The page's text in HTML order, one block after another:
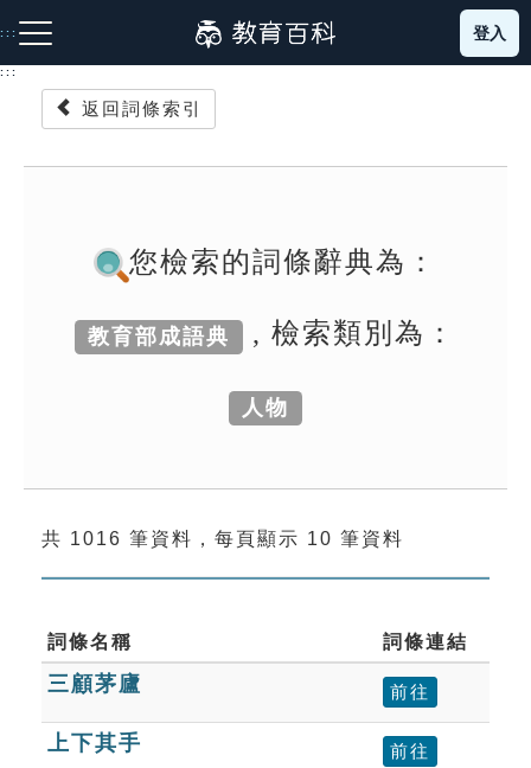
到
主
:::
成語故事
索引選單
單字索引
生命大百科索引
遊戲專區
登入
:::
返回詞條索引
您檢索的詞條辭典為：
教育部成語典 , 檢索類別為：
人物
共 1016 筆資料，每頁顯示 10 筆資料
詞條名稱 詞條連結
三顧茅廬 前往
上下其手 前往